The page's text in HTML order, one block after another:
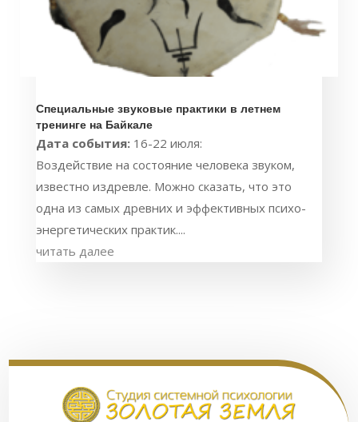
Специальные звуковые практики в летнем
тренинге на Байкале
Дата события: 16-22 июля:
Воздействие на состояние человека звуком,
известно издревле. Можно сказать, что это
одна из самых древних и эффективных психо-
энергетических практик....
читать далее